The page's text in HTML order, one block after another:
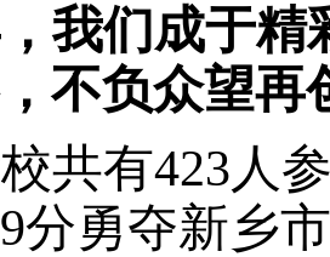
我们成于精
，不负众望再
共有423人
分勇夺新乡